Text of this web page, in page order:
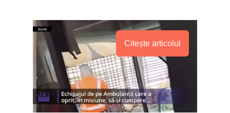
Citește articolul